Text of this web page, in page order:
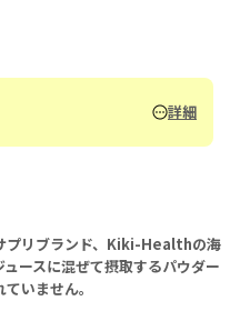
詳細
プリブランド、Kiki-Healthの海
ースに混ぜて摂取するパウダー
いません。